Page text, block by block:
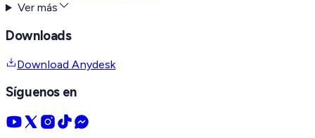
Ver más
Downloads
Download Anydesk
Síguenos en